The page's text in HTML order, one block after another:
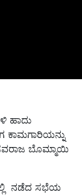
ಹಾದು
ಕಾಮಗಾರಿಯನ್ನು
ಬೊಮ್ಮಾಯಿ
ನಡೆದ ಸಭೆಯ